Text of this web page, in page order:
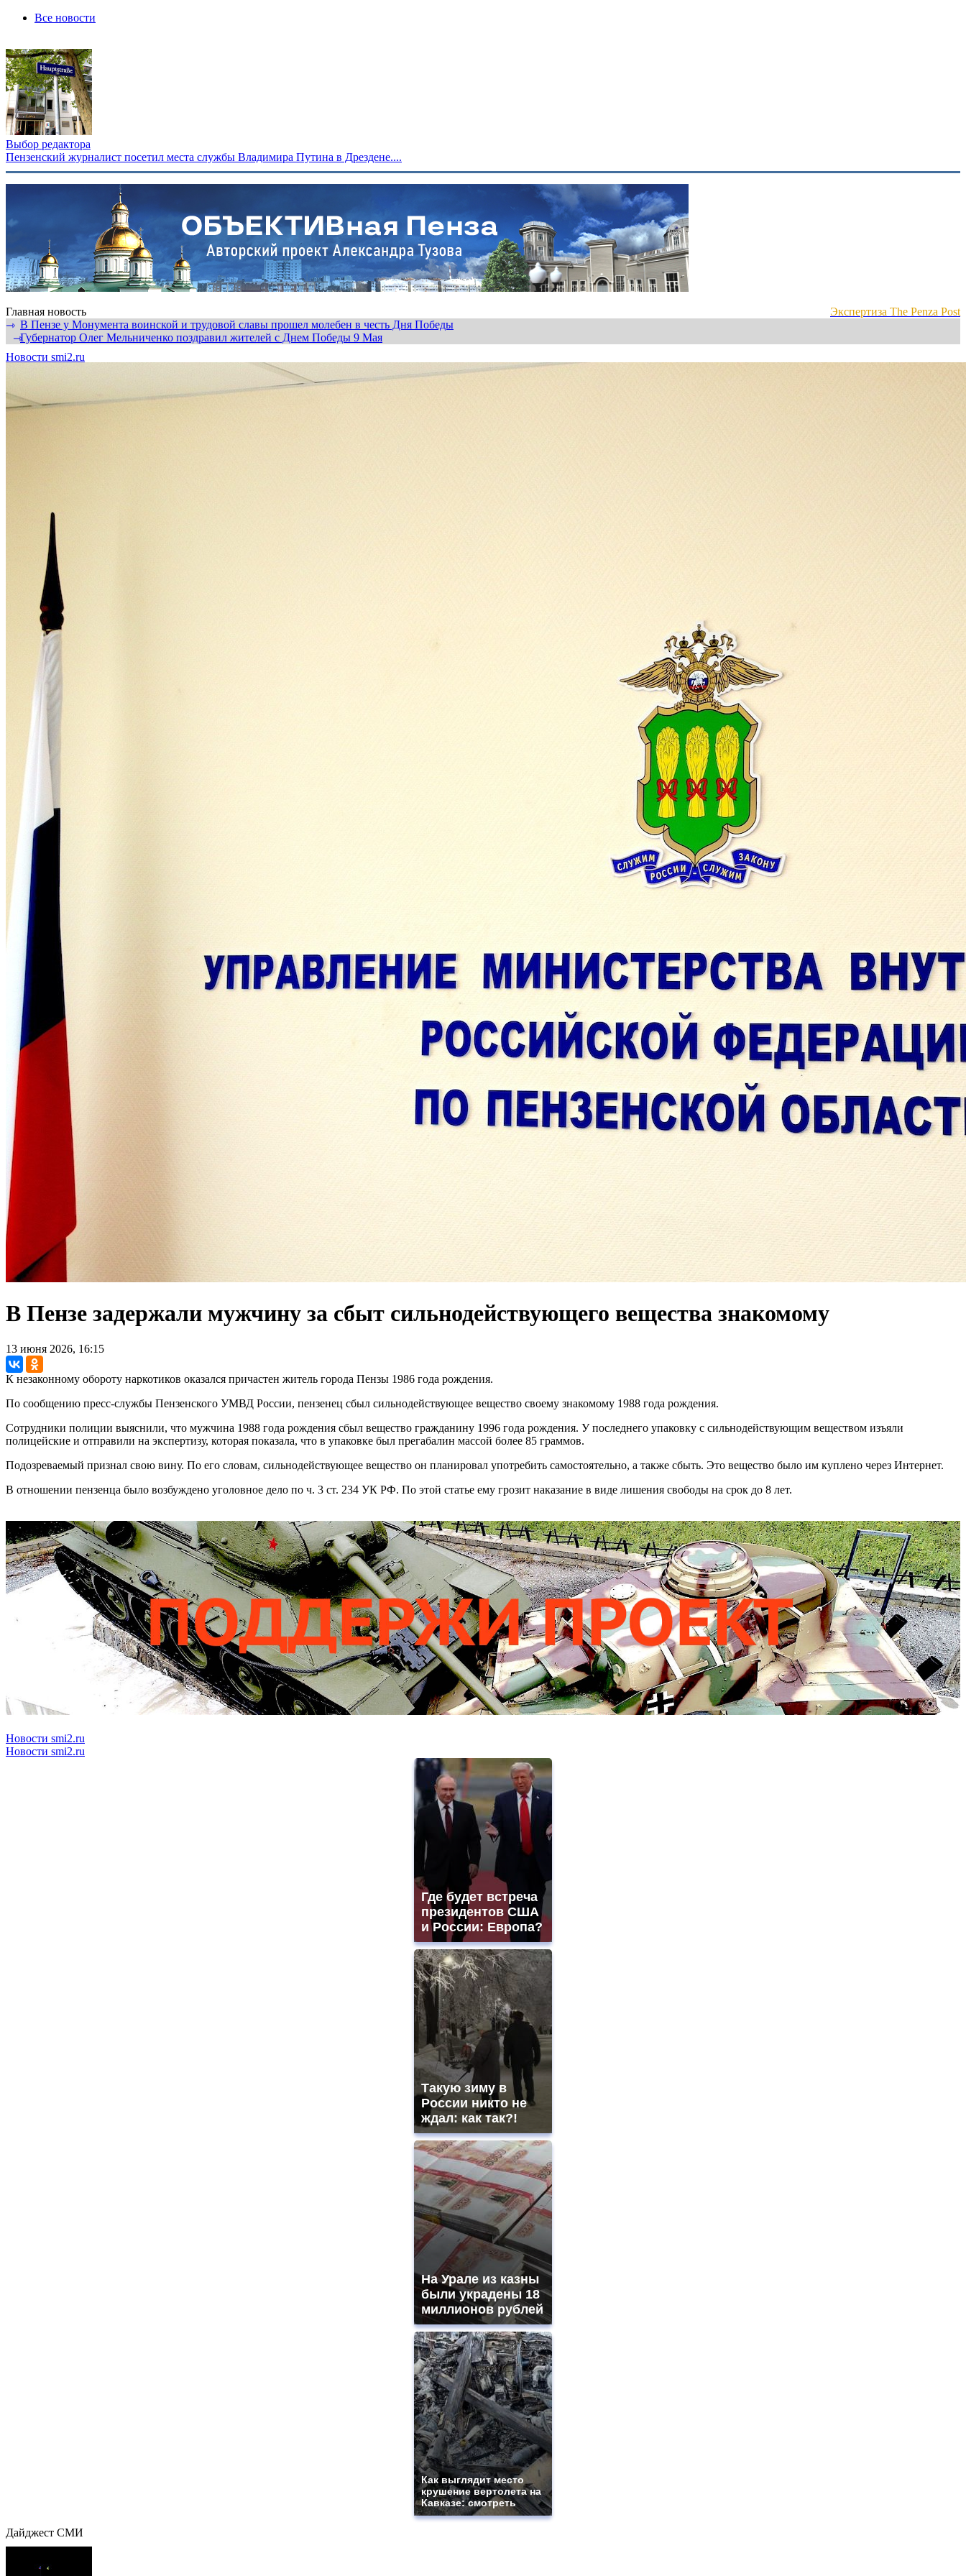
Все новости
Выбор редактора
Пензенский журналист посетил места службы Владимира Путина в Дрездене....
Главная новость
Экспертиза The Penza Post
⇾ В Пензе у Монумента воинской и трудовой славы прошел молебен в честь Дня Победы
⇾Губернатор Олег Мельниченко поздравил жителей с Днем Победы 9 Мая
Новости smi2.ru
В Пензе задержали мужчину за сбыт сильнодействующего вещества знакомому
13 июня 2026, 16:15
К незаконному обороту наркотиков оказался причастен житель города Пензы 1986 года рождения.
По сообщению пресс-службы Пензенского УМВД России, пензенец сбыл сильнодействующее вещество своему знакомому 1988 года рождения.
Сотрудники полиции выяснили, что мужчина 1988 года рождения сбыл вещество гражданину 1996 года рождения. У последнего упаковку с сильнодействующим веществом изъяли
полицейские и отправили на экспертизу, которая показала, что в упаковке был прегабалин массой более 85 граммов.
Подозреваемый признал свою вину. По его словам, сильнодействующее вещество он планировал употребить самостоятельно, а также сбыть. Это вещество было им куплено через Интернет.
В отношении пензенца было возбуждено уголовное дело по ч. 3 ст. 234 УК РФ. По этой статье ему грозит наказание в виде лишения свободы на срок до 8 лет.
Новости smi2.ru
Новости smi2.ru
Где будет встреча
президентов США
и России: Европа?
Такую зиму в
России никто не
ждал: как так?!
На Урале из казны
были украдены 18
миллионов рублей
Как выглядит место
крушение вертолета на
Кавказе: смотреть
Дайджест СМИ